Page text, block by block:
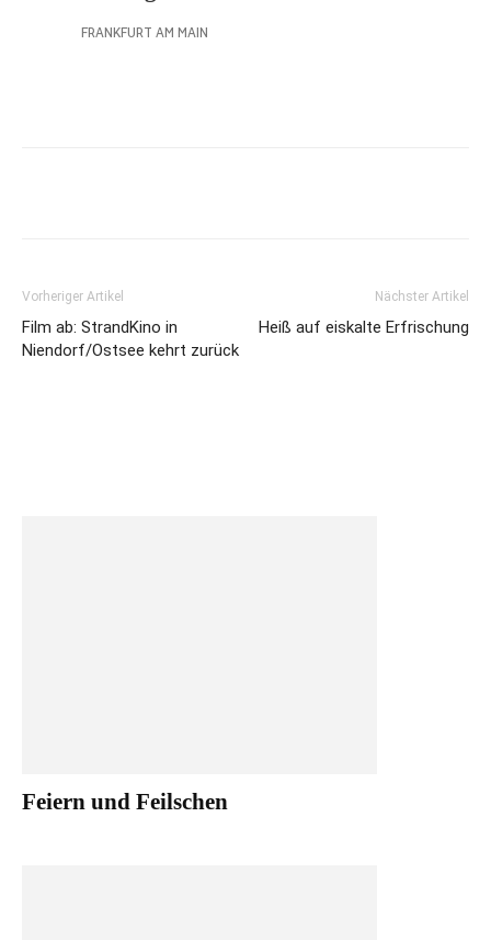
Vorheriger Artikel
Film ab: StrandKino in
Niendorf/Ostsee kehrt zurück
Nächster Artikel
Heiß auf eiskalte Erfrischung
Feiern und Feilschen